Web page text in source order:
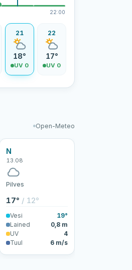
22:00
21
18°
UV 0
22
17°
UV 0
Open-Meteo
N
13.08
Pilves
17° / 12°
Vesi
19°
Lained
0,8 m
UV
4
Tuul
6 m/s